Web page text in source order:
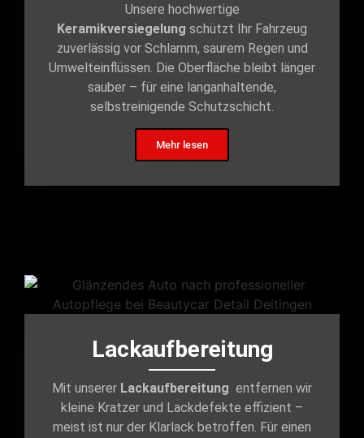
Unsere hochwertige
Keramikversiegelung schützt Ihr Fahrzeug
zuverlässig vor Schlamm, saurem Regen und
Umwelteinflüssen. Die Oberfläche bleibt länger
sauber – für eine langanhaltende,
selbstreinigende Schutzschicht.
Mehr lesen
Lackaufbereitung
Mit unserer Lackaufbereitung entfernen wir
kleine Kratzer und Lackdefekte effizient –
meist ist nur der Klarlack betroffen. Für einen